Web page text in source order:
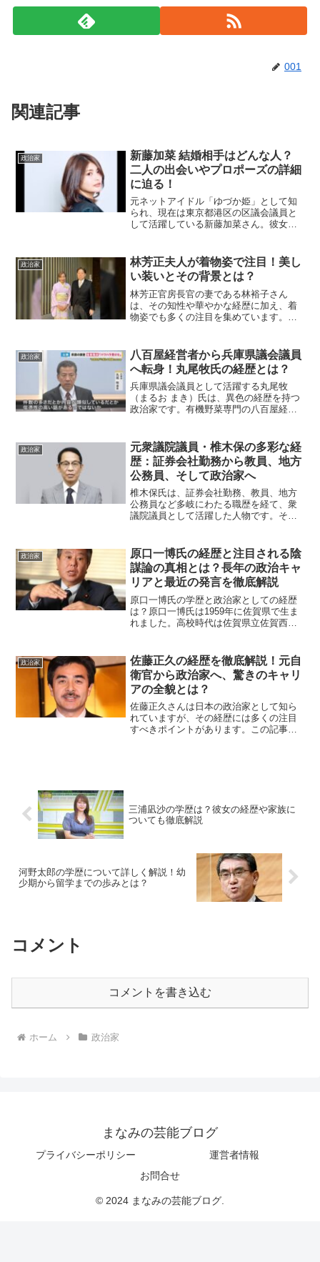
001
関連記事
政治家
新藤加菜 結婚相手はどんな人？
二人の出会いやプロポーズの詳細
に迫る！
元ネットアイドル「ゆづか姫」として知
られ、現在は東京都港区の区議会議員と
して活躍している新藤加菜さん。彼女が
のでしょうか？二人の出会いからプロポ
ーズのエピソード、...
政治家
林芳正夫人が着物姿で注目！美し
い装いとその背景とは？
林芳正官房長官の妻である林裕子さん
は、その知性や華やかな経歴に加え、着
物姿でも多くの注目を集めています。最
の意見も寄せられました。本記事では、
林裕子さんの着物にまつわる...
政治家
八百屋経営者から兵庫県議会議員
へ転身！丸尾牧氏の経歴とは？
兵庫県議会議員として活躍する丸尾牧
（まるお まき）氏は、異色の経歴を持つ
政治家です。有機野菜専門の八百屋経営
た。そのユニークな歩みや、政治家とし
ての現在の活動を詳しくご...
政治家
元衆議院議員・椎木保の多彩な経
歴：証券会社勤務から教員、地方
公務員、そして政治家へ
椎木保氏は、証券会社勤務、教員、地方
公務員など多岐にわたる職歴を経て、衆
議院議員として活躍した人物です。その
江戸川区で生まれた椎木保氏は、茨城県
立鹿島灘高等学校を...
政治家
原口一博氏の経歴と注目される陰
謀論の真相とは？長年の政治キャ
リアと最近の発言を徹底解説
原口一博氏の学歴と政治家としての経歴
は？原口一博氏は1959年に佐賀県で生ま
れました。高校時代は佐賀県立佐賀西高
部心理学科に進学し、心理学を専攻しま
した。学業においても...
政治家
佐藤正久の経歴を徹底解説！元自
衛官から政治家へ、驚きのキャリ
アの全貌とは？
佐藤正久さんは日本の政治家として知ら
れていますが、その経歴には多くの注目
すべきポイントがあります。この記事で
三浦凪沙の学歴は？彼女の経歴や家族に
ついても徹底解説
河野太郎の学歴について詳しく解説！幼
少期から留学までの歩みとは？
コメント
コメントを書き込む
ホーム 政治家
まなみの芸能ブログ
プライバシーポリシー
運営者情報
お問合せ
© 2024 まなみの芸能ブログ.